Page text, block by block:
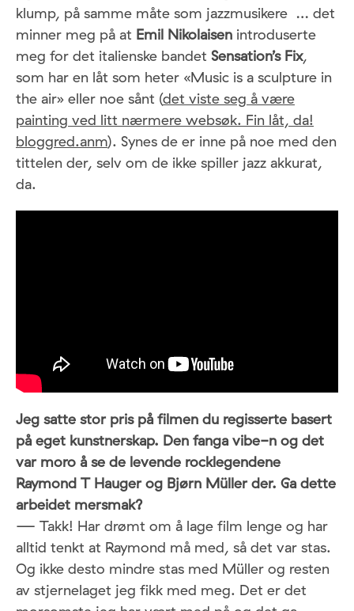
klump, på samme måte som jazzmusikere … det
minner meg på at Emil Nikolaisen introduserte
meg for det italienske bandet Sensation’s Fix,
som har en låt som heter «Music is a sculpture in
the air» eller noe sånt (det viste seg å være
painting ved litt nærmere websøk. Fin låt, da!
bloggred.anm). Synes de er inne på noe med den
tittelen der, selv om de ikke spiller jazz akkurat,
da.
Jeg satte stor pris på filmen du regisserte basert
på eget kunstnerskap. Den fanga vibe-n og det
var moro å se de levende rocklegendene
Raymond T Hauger og Bjørn Müller der. Ga dette
arbeidet mersmak?
— Takk! Har drømt om å lage film lenge og har
alltid tenkt at Raymond må med, så det var stas.
Og ikke desto mindre stas med Müller og resten
av stjernelaget jeg fikk med meg. Det er det